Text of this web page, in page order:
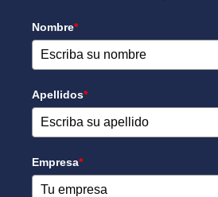
Nombre*
Apellidos*
Empresa*